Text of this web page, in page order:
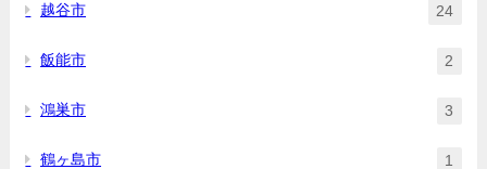
越谷市 24
飯能市 2
鴻巣市 3
鶴ヶ島市 1